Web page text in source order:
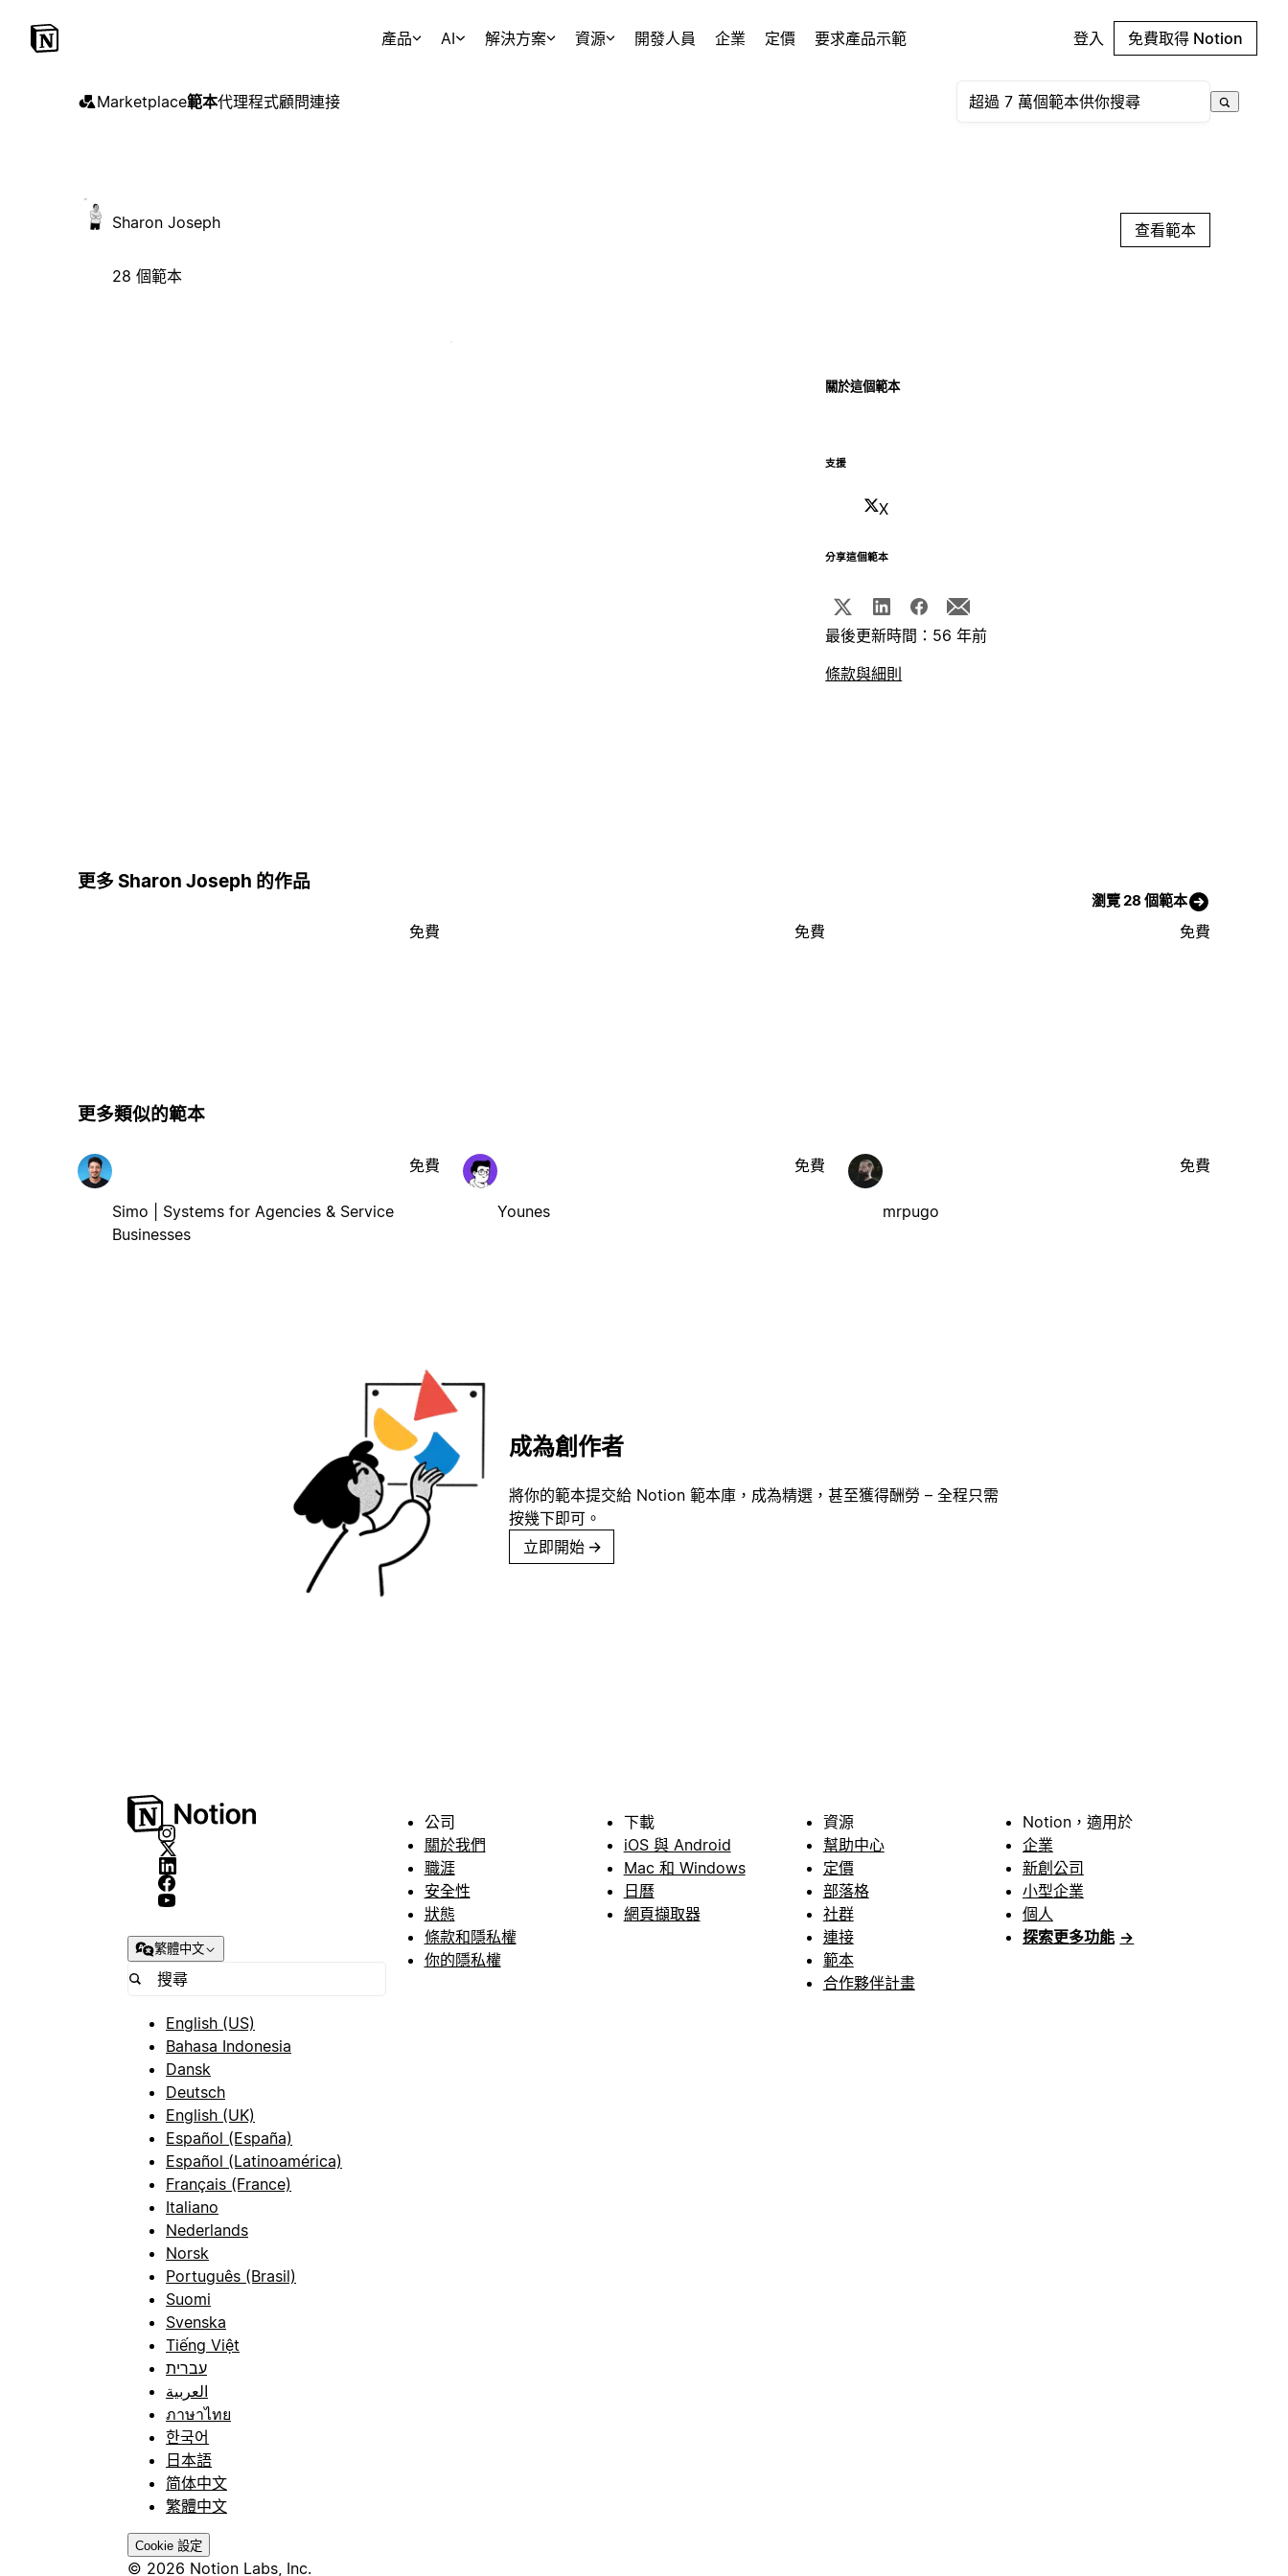
產品 AI 解決方案 資源 開發人員 企業 定價 要求產品示範 登入 免費取得 Notion
Marketplace範本代理程式顧問連接
Sharon Joseph
28 個範本
查看範本
關於這個範本
支援
X
分享這個範本
最後更新時間：56 年前
條款與細則
更多 Sharon Joseph 的作品
瀏覽 28 個範本
免費 免費 免費
更多類似的範本
Simo | Systems for Agencies & Service
Businesses
免費
Younes
免費
mrpugo
免費
成為創作者
將你的範本提交給 Notion 範本庫，成為精選，甚至獲得酬勞 – 全程只需
按幾下即可。
立即開始 →
繁體中文
English (US)
Bahasa Indonesia
Dansk
Deutsch
English (UK)
Español (España)
Español (Latinoamérica)
Français (France)
Italiano
Nederlands
Norsk
Português (Brasil)
Suomi
Svenska
Tiếng Việt
עברית
العربية
ภาษาไทย
한국어
日本語
简体中文
繁體中文
Cookie 設定
© 2026 Notion Labs, Inc.
公司
關於我們
職涯
安全性
狀態
條款和隱私權
你的隱私權
下載
iOS 與 Android
Mac 和 Windows
日曆
網頁擷取器
資源
幫助中心
定價
部落格
社群
連接
範本
合作夥伴計畫
Notion，適用於
企業
新創公司
小型企業
個人
探索更多功能 →